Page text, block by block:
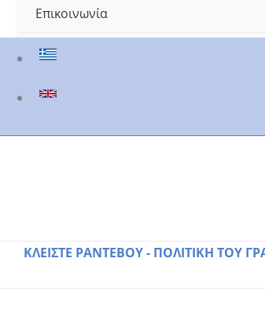
Επικοινωνία
ΚΛΕΙΣΤΕ ΡΑΝΤΕΒΟΥ - ΠΟΛΙΤΙΚΗ ΤΟΥ